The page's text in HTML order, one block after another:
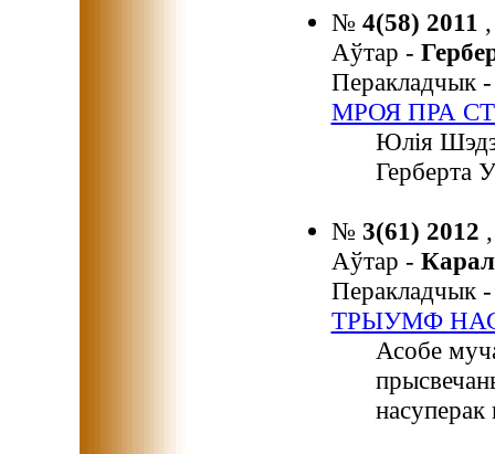
№ 4(58) 2011
Аўтар -
Перакладчык
МРОЯ ПРА
Юлія
Герберта
№ 3(61) 2012
Аўтар -
Перакладчык
ТРЫУМФ
Асобе